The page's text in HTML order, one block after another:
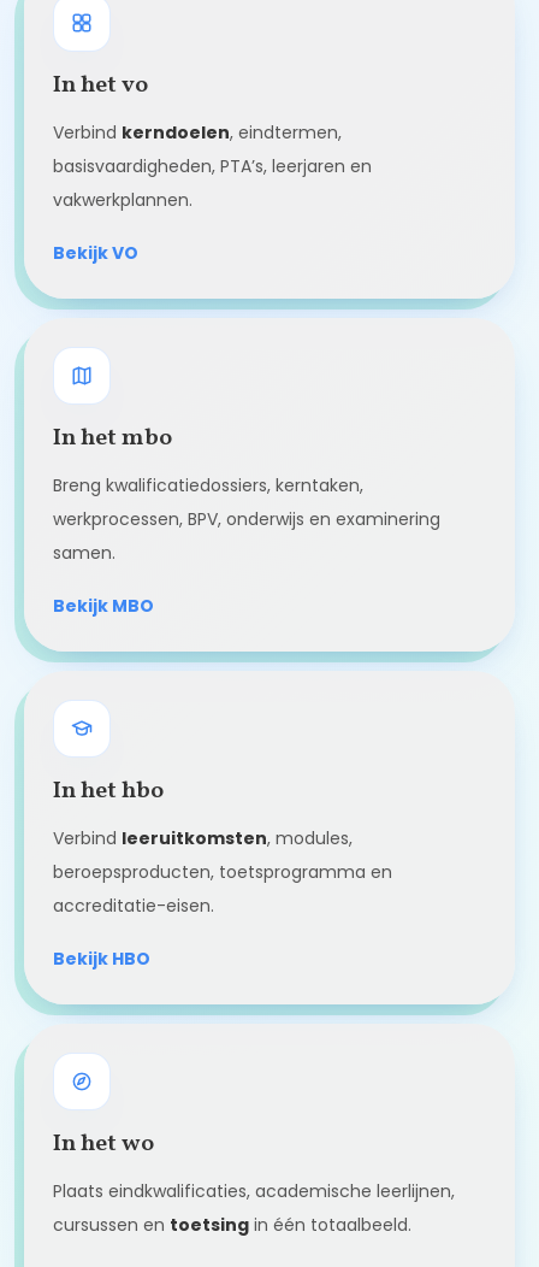
In het vo
Verbind kerndoelen, eindtermen,
basisvaardigheden, PTA’s, leerjaren en
vakwerkplannen.
Bekijk VO
In het mbo
Breng kwalificatiedossiers, kerntaken,
werkprocessen, BPV, onderwijs en examinering
samen.
Bekijk MBO
In het hbo
Verbind leeruitkomsten, modules,
beroepsproducten, toetsprogramma en
accreditatie-eisen.
Bekijk HBO
In het wo
Plaats eindkwalificaties, academische leerlijnen,
cursussen en toetsing in één totaalbeeld.